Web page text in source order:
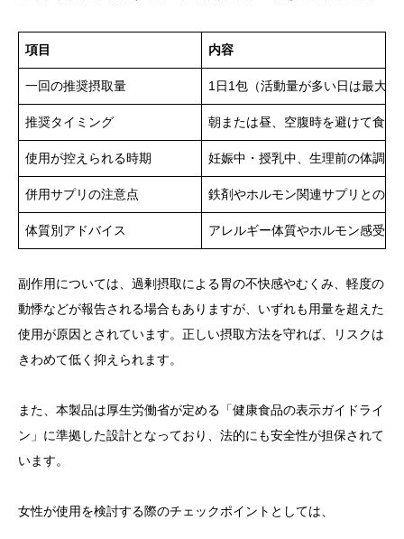
項目 内容
一回の推奨摂取量 1日1包（活動量が多い日は最大2
推奨タイミング 朝または昼、空腹時を避けて食後
使用が控えられる時期 妊娠中・授乳中、生理前の体調
併用サプリの注意点 鉄剤やホルモン関連サプリとの
体質別アドバイス アレルギー体質やホルモン感受
副作用については、過剰摂取による胃の不快感やむくみ、軽度の
動悸などが報告される場合もありますが、いずれも用量を超えた
使用が原因とされています。正しい摂取方法を守れば、リスクは
きわめて低く抑えられます。
また、本製品は厚生労働省が定める「健康食品の表示ガイドライ
ン」に準拠した設計となっており、法的にも安全性が担保されて
います。
女性が使用を検討する際のチェックポイントとしては、